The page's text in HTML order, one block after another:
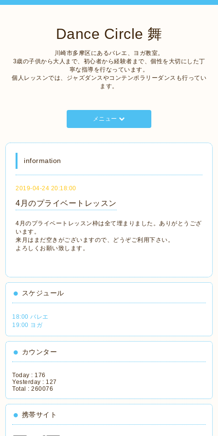
Dance Circle 舞
川崎市多摩区にあるバレエ、ヨガ教室。
3歳の子供から大人まで、初心者から経験者まで、個性を大切にした丁
寧な指導を行なっています。
個人レッスンでは、ジャズダンスやコンテンポラリーダンスも行ってい
ます。
メニュー
information
2019-04-24 20:18:00
4月のプライベートレッスン
4月のプライベートレッスン枠は全て埋まりました。ありがとうござ
います。
来月はまだ空きがございますので、どうぞご利用下さい。
よろしくお願い致します。
スケジュール
18:00 バレエ
19:00 ヨガ
カウンター
Today : 176
Yesterday : 127
Total :260076
携帯サイト